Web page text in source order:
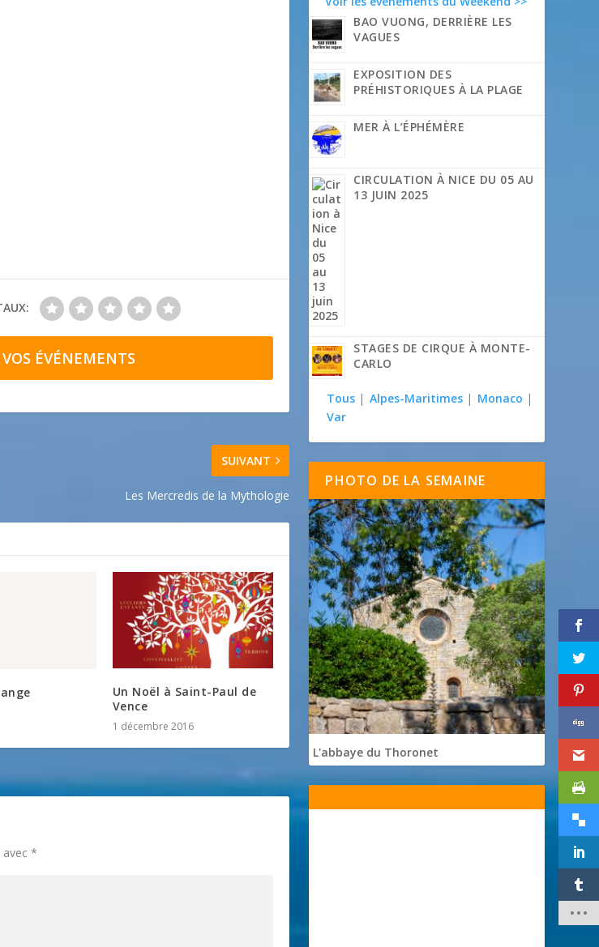
VOS ÉVÉNEMENTS
SUIVANT
Les Mercredis de la Mythologie
Un Noël à Saint-Paul de
Vence
1 décembre 2016
avec*
BAO VUONG, DERRIÈRE LES
VAGUES
EXPOSITION DES
PRÉHISTORIQUES À LA PLAGE
MER À L’ÉPHÉMÈRE
CIRCULATION À NICE DU 05 AU
13 JUIN 2025
STAGES DE CIRQUE À MONTE-
CARLO
Tous | Alpes-Maritimes | Monaco |
Var
PHOTO DE LA SEMAINE
L'abbaye du Thoronet